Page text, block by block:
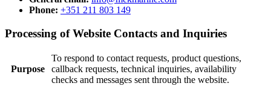
Phone: +351 211 803 149
Processing of Website Contacts and Inquiries
Purpose
To respond to contact requests, product questions,
callback requests, technical inquiries, availability
checks and messages sent through the website.